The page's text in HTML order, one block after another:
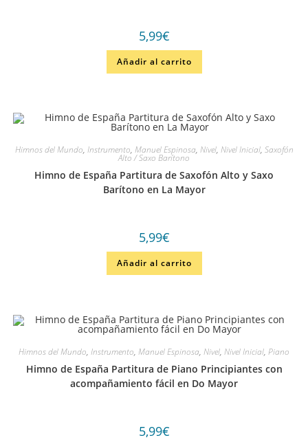
5,99€
Añadir al carrito
Himnos del Mundo, Instrumento, Manuel Espinosa, Nivel, Nivel Inicial, Saxofón
Alto / Saxo Barítono
Himno de España Partitura de Saxofón Alto y Saxo
Barítono en La Mayor
5,99€
Añadir al carrito
Himnos del Mundo, Instrumento, Manuel Espinosa, Nivel, Nivel Inicial, Piano
Himno de España Partitura de Piano Principiantes con
acompañamiento fácil en Do Mayor
5,99€